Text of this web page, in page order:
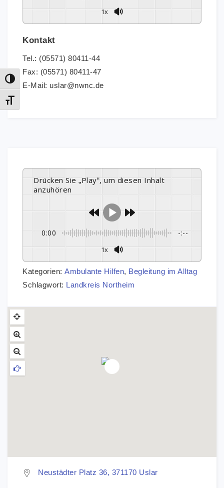
Umschalten auf hohe Kontraste
Schrift vergrößern
Drücken Sie „Play“, um diesen Inhalt
anzuhören
0:00 -:--
1x
Kategorien: Ambulante Hilfen, Begleitung im Alltag
Schlagwort: Landkreis Northeim
Neustädter Platz 36, 371170 Uslar
1x
Kontakt
Tel.: (05571) 80411-44
Fax: (05571) 80411-47
E-Mail: uslar@nwnc.de